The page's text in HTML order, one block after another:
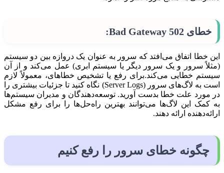
خطای 502 Bad Gateway:
این خطا اتفاق می‌افتد که سرور به عنوان یک دروازه بین دو سیستم
(مثلاً سرور و یک سرور دیگر یا سیستم ابری) عمل می‌کند و از آن
سیستم خطایی می‌کند.برای رفع یا تشخیص خطاهای، معمولاً لازم
است به لاگ‌های سرور (Server Logs) نگاه کنید تا جزئیات بیشتری را
در مورد علت خطا بدست آورید. توسعه‌دهندگان و مدیران سیستم‌ها
به کمک این لاگ‌ها می‌توانند بهترین راه‌حل‌ها را برای رفع مشکل
ارائه‌دهنده ارائه دهند.
چگونه خطای سرور را رفع کنیم